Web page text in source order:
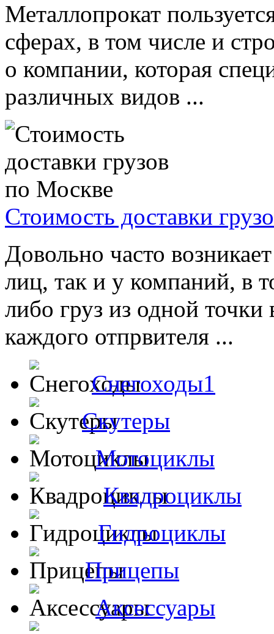
Металлопрокат
сферах, в том числе и
о компании, которая
различных видов ...
Стоимость доставки
Довольно часто
лиц, так и у компаний, в
либо груз из одной
каждого отпрвителя ...
Снегоходы1
Скутеры
Мотоциклы
Квадроциклы
Гидроциклы
Прицепы
Аксессуары